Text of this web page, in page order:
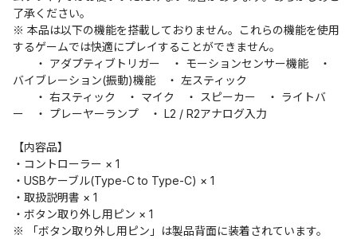
了承ください。
※ 本品は以下の機能を搭載しておりません。これらの機能を使用
するゲームでは快適にプレイすることができません。
・ アダプティブトリガー ・ モーションセンサー機能 ・
バイブレーション(振動)機能 ・ 左スティック
・ 右スティック ・ マイク ・ スピーカー ・ ライトバ
ー ・ プレーヤーランプ ・ L2 / R2アナログ入力
【内容品】
・コントローラー × 1
・USBケーブル(Type-C to Type-C) × 1
・取扱説明書 × 1
・ボタン取り外し用ピン × 1
※ 「ボタン取り外し用ピン」は製品背面に装着されています。